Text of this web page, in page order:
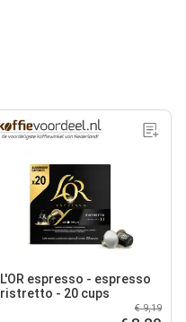
L'OR espresso - espresso
ristretto - 20 cups
€ 9,19